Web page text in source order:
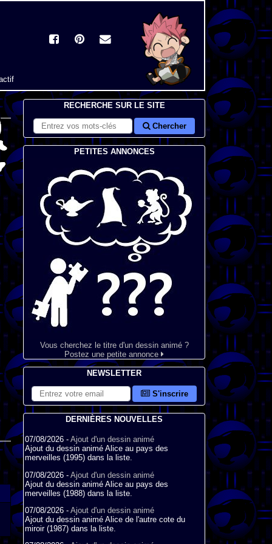
RECHERCHE SUR LE SITE
Chercher
PETITES ANNONCES
Vous cherchez le titre d'un dessin animé ?
Postez une petite annonce
NEWSLETTER
S'inscrire
DERNIÈRES NOUVELLES
07/08/2026 - Ajout d'un dessin animé
Ajout du dessin animé Alice au pays des
merveilles (1995) dans la liste.
07/08/2026 - Ajout d'un dessin animé
Ajout du dessin animé Alice au pays des
merveilles (1988) dans la liste.
07/08/2026 - Ajout d'un dessin animé
Ajout du dessin animé Alice de l'autre cote du
miroir (1987) dans la liste.